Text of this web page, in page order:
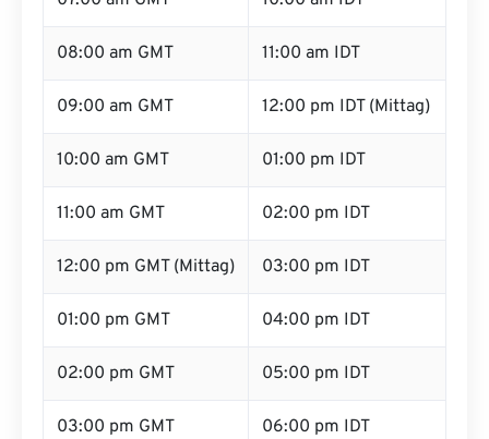
08:00 am GMT 11:00 am IDT
09:00 am GMT 12:00 pm IDT (Mittag)
10:00 am GMT 01:00 pm IDT
11:00 am GMT 02:00 pm IDT
12:00 pm GMT (Mittag) 03:00 pm IDT
01:00 pm GMT 04:00 pm IDT
02:00 pm GMT 05:00 pm IDT
03:00 pm GMT 06:00 pm IDT